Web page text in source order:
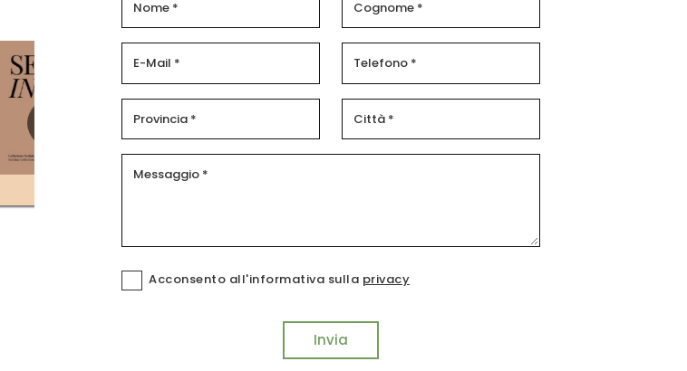
Acconsento all'informativa sulla privacy
Invia